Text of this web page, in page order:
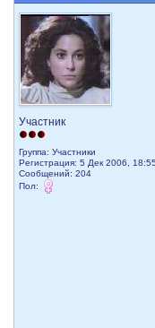
Участник
Группа: Участники
Регистрация: 5 Дек 2006, 18:55
Сообщений: 204
Пол: